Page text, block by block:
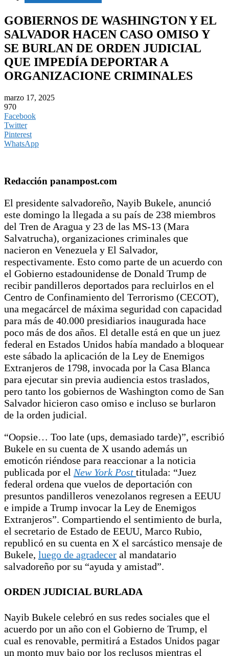
GOBIERNOS DE WASHINGTON Y EL
SALVADOR HACEN CASO OMISO Y
SE BURLAN DE ORDEN JUDICIAL
QUE IMPEDÍA DEPORTAR A
ORGANIZACIONE CRIMINALES
marzo 17, 2025
970
Facebook
Twitter
Pinterest
WhatsApp
Redacción panampost.com
El presidente salvadoreño, Nayib Bukele, anunció
este domingo la llegada a su país de 238 miembros
del Tren de Aragua y 23 de las MS-13 (Mara
Salvatrucha), organizaciones criminales que
nacieron en Venezuela y El Salvador,
respectivamente. Esto como parte de un acuerdo con
el Gobierno estadounidense de Donald Trump de
recibir pandilleros deportados para recluirlos en el
Centro de Confinamiento del Terrorismo (CECOT),
una megacárcel de máxima seguridad con capacidad
para más de 40.000 presidiarios inaugurada hace
poco más de dos años. El detalle está en que un juez
federal en Estados Unidos había mandado a bloquear
este sábado la aplicación de la Ley de Enemigos
Extranjeros de 1798, invocada por la Casa Blanca
para ejecutar sin previa audiencia estos traslados,
pero tanto los gobiernos de Washington como de San
Salvador hicieron caso omiso e incluso se burlaron
de la orden judicial.
“Oopsie… Too late (ups, demasiado tarde)”, escribió
Bukele en su cuenta de X usando además un
emoticón riéndose para reaccionar a la noticia
publicada por el New York Post titulada: “Juez
federal ordena que vuelos de deportación con
presuntos pandilleros venezolanos regresen a EEUU
e impide a Trump invocar la Ley de Enemigos
Extranjeros”. Compartiendo el sentimiento de burla,
el secretario de Estado de EEUU, Marco Rubio,
republicó en su cuenta en X el sarcástico mensaje de
Bukele, luego de agradecer al mandatario
salvadoreño por su “ayuda y amistad”.
ORDEN JUDICIAL BURLADA
Nayib Bukele celebró en sus redes sociales que el
acuerdo por un año con el Gobierno de Trump, el
cual es renovable, permitirá a Estados Unidos pagar
un monto muy bajo por los reclusos mientras el